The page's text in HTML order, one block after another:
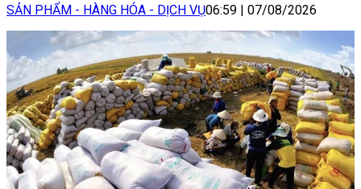
SẢN PHẨM - HÀNG HÓA - DỊCH VỤ06:59 07/08/2026